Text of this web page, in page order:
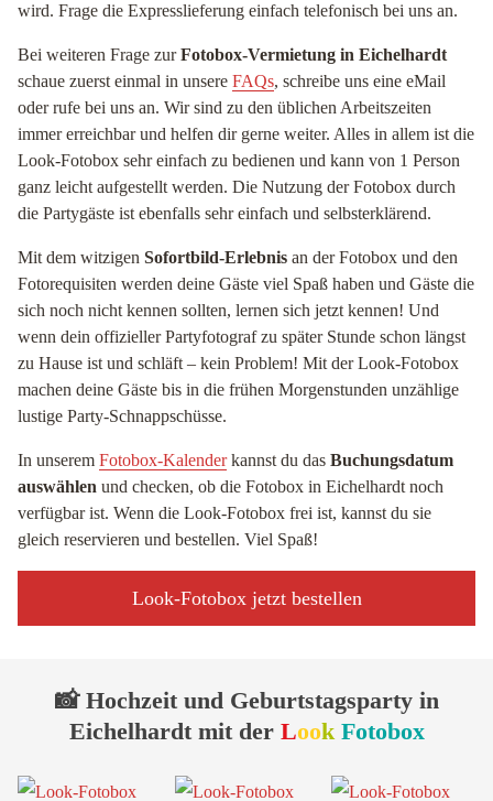
wird. Frage die Expresslieferung einfach telefonisch bei uns an.
Bei weiteren Frage zurFotobox-Vermietung in Eichelhardt
schaue zuerst einmal in unsere FAQs, schreibe uns eine eMail
oder rufe bei uns an. Wir sind zu den üblichen Arbeitszeiten
immer erreichbar und helfen dir gerne weiter. Alles in allem ist die
Look-Fotobox sehr einfach zu bedienen und kann von 1 Person
ganz leicht aufgestellt werden. Die Nutzung der Fotobox durch
die Partygäste ist ebenfalls sehr einfach und selbsterklärend.
Mit dem witzigen Sofortbild-Erlebnis an der Fotobox und den
Fotorequisiten werden deine Gäste viel Spaß haben und Gäste die
sich noch nicht kennen sollten, lernen sich jetzt kennen! Und
wenn dein offizieller Partyfotograf zu später Stunde schon längst
zu Hause ist und schläft – kein Problem! Mit der Look-Fotobox
machen deine Gäste bis in die frühen Morgenstunden unzählige
lustige Party-Schnappschüsse.
In unserem Fotobox-Kalenderkannst du das Buchungsdatum
auswählen und checken, ob die Fotobox in Eichelhardt noch
verfügbar ist. Wenn die Look-Fotobox frei ist, kannst du sie
gleich reservieren und bestellen. Viel Spaß!
Look-Fotobox jetzt bestellen
📸 Hochzeit und Geburtstagsparty in
Eichelhardt mit der Look Fotobox